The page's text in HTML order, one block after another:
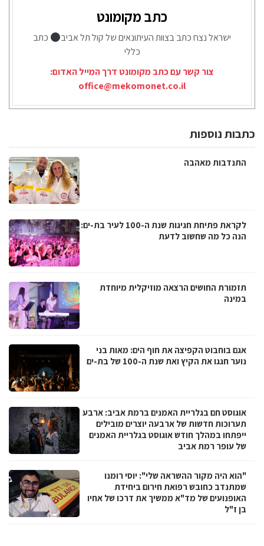
כתב מקומונט
ישראל נצח כתב בצוות העיתונאים של קול תל אביב
כתב
כללי
צור קשר עם כתב מקומונט דרך המייל האדום:
office@mekomonet.co.il
כתבות נוספות
התנדבות מאהבה
לקראת פתיחת חגיגות שנת ה-100 לעיר בת-ים:
הנה כל מה שחשוב לדעת
תזמורת החושים הרצאה מוזיקלית מיוחדת
במינה
אגם בוחבוט הקפיצה את חוף הים: מאות בני
נוער חגגו את הקיץ ואת שנת ה-100 של בת-ים
אוגוסט חם בגלריית האמנים ברמת אביב: ארבע
תערוכות חדשות של ארבעה יוצרים מובילים
ייפתחו במהלך חודש אוגוסט בגלריית האמנים
של עופר רמת אביב
"הוא היה מקור ההשראה שלי": יוסי רומנו
שמתנדב כחובש רפואת חירום ביחידת
האופנועים של מד"א ממשיך את דרכו של אחיו
בן ז"ל